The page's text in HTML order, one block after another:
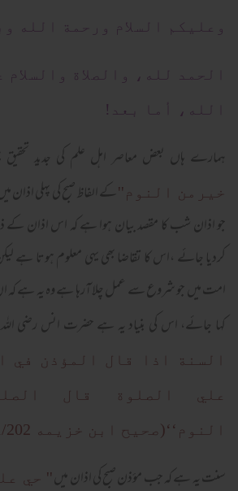
وعلیکم السلام ورحمة الله
الحمد لله، والصلاة
الله، أما بعد!
ہمارے ہاں بعض معاصر اہل علم کی جدید
خیرمن النوم'' کے الفاظ صبح کی پہلی
جو اذان شب کا مقصد بیان ہوا ہے کہ اس اذان کے
کردیا جائے ،اس کا تقاضا بھی یہی معلوم ہوتا ہے
امت میں جو شروع سے عمل چلا آرہا ہے وہ یہ ہے کہ
کہا جائے، اس کی بنیاد یہ ہے حضرت انس رضی
السنة اذا قال المؤذن في
علي الصلوة قال
النوم‘‘(صحیح ابن خزیمه 1/202)
سنت یہ ہے کہ جب مؤذن صبح کی اذان میں'' حي